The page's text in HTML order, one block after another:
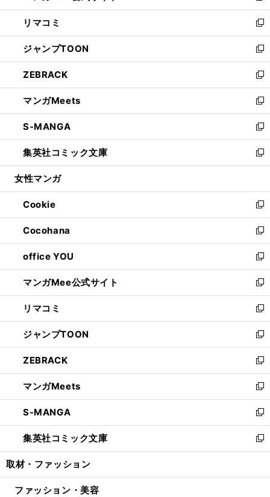
ウ
で
開
く
ン
ド
ウ
で
開
く
ウ
ィ
ン
ド
ウ
で
開
く
し
い
ウ
ィ
ン
ド
ウ
で
開
く
リマコミ
新
し
い
ウ
ィ
ン
ド
ウ
で
開
く
ジャンプTOON
新
し
い
ウ
ィ
ン
ド
ウ
で
開
ZEBRACK
新
し
い
ウ
ィ
ン
ド
ウ
開
く
マンガMeets
新
し
い
ウ
ィ
ン
ウ
で
開
く
S-MANGA
新
し
い
ウ
ン
ド
ウ
で
開
く
集英社コミック文庫
新
し
ウ
ィ
ン
ド
ウ
で
開
く
女性マンガ
Cookie
新
し
い
ウ
ィ
ン
ド
ウ
で
開
く
Cocohana
新
し
い
ウ
ィ
ン
ド
ウ
で
開
く
office YOU
新
し
い
ウ
ィ
ン
ド
ウ
で
開
く
マンガMee公式サイト
新
し
い
ウ
ィ
ン
ド
ウ
で
開
く
リマコミ
新
し
い
ウ
ィ
ン
ド
ウ
で
開
く
ジャンプTOON
新
し
い
ウ
ィ
ン
ド
ウ
で
開
ZEBRACK
新
し
い
ウ
ィ
ン
ド
ウ
開
マンガMeets
新
し
い
ウ
ィ
ン
ウ
S-MANGA
新
し
い
ウ
ン
集英社コミック文庫
新
し
ウ
取材・ファッション
ファッション・美容